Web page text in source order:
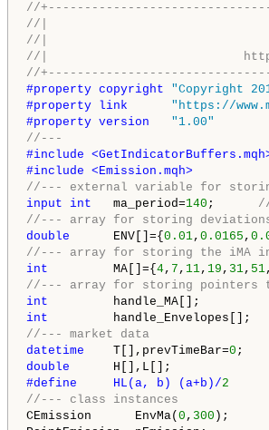
//
//|
//|
//|
//
#property copyright "Copyright
#property link "https://
#property version "1.00"
//---
#include
#include <Emission.mqh>
//--- external variable for
input
int ma_period=140 ;
//--- array for storing
double ENV[]={ 0.01, 0.0165 ,
//--- array for storing the iMA
int MA[]={ 4, 7 , 11, 19 , 31, 51,
//--- array for storing pointers
int
int
//--- market data
datetime T[],prevTimeBar=0
double
#define     HL(a, b) (a+b)/2
//--- class instances
CEmission      EnvMa( 0 , 300 );